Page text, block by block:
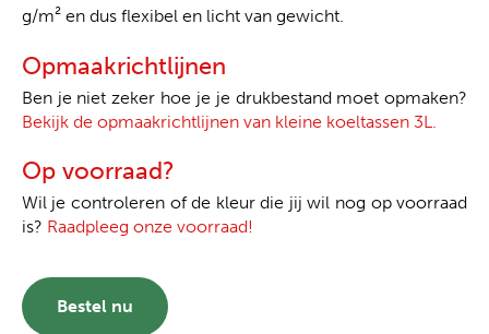
g/m² en dus flexibel en licht van gewicht.
Opmaakrichtlijnen
Ben je niet zeker hoe je je drukbestand moet opmaken?
Bekijk de opmaakrichtlijnen van kleine koeltassen 3L.
Op voorraad?
Wil je controleren of de kleur die jij wil nog op voorraad
is? Raadpleeg onze voorraad!
Bestel nu